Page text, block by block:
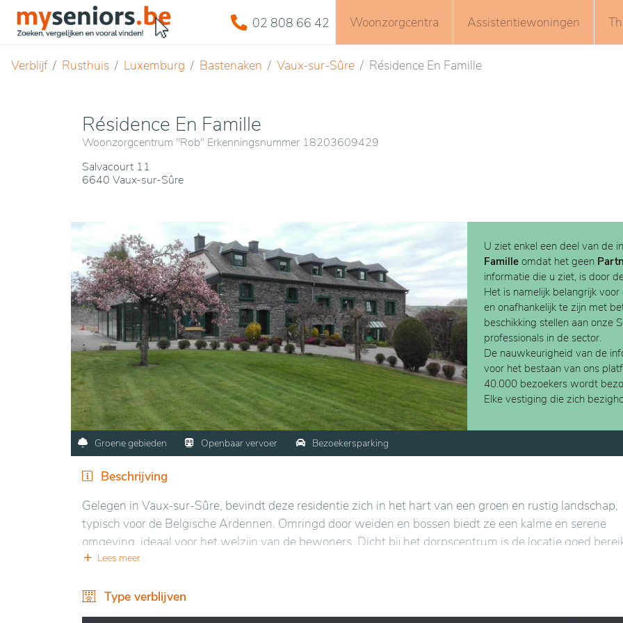
02 808 66 42 Woonzorgcentra Assistentiewoningen
Verblijf Rusthuis Luxemburg Bastenaken Vaux-sur-Sûre Résidence En Famille
Résidence En Famille
Woonzorgcentrum "Rob" Erkenningsnummer 18203609429
Salvacourt 11
6640 Vaux-sur-Sûre
U ziet enkel een deel van de
Famille omdat het geen
informatie die u ziet, is door
Het is namelijk belangrijk
en onafhankelijk te zijn met
beschikking stellen aan onze
professionals in de sector.
De nauwkeurigheid van de
voor het bestaan van ons
40.000 bezoekers wordt
Elke vestiging die zich
Groene gebieden Openbaar vervoer Bezoekersparking
Beschrijving
Gelegen in Vaux-sur-Sûre, bevindt deze residentie zich in het hart van een groen en rustig landschap,
typisch voor de Belgische Ardennen. Omringd door weiden en bossen biedt ze een kalme en serene
omgeving, ideaal voor het welzijn van de bewoners. Dicht bij het dorpscentrum is de locatie goed
terwijl ze toch geniet van een opmerkelijke rust.
De residentie beschikt over moderne en comfortabele ruimtes, ontworpen om gezelligheid en welzijn
bevorderen. De lichte kamers, uitgerust om aan de behoeften van de bewoners te voldoen, bieden een
Lees meer
Type verblijven